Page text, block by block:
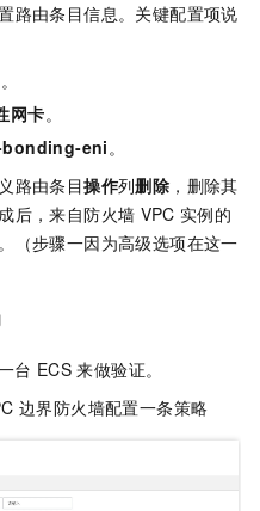
路由条目信息。关键配置项说
网卡。
eni。
路由条目操作列删除 ，删除其
后，来自防火墙 VPC 实例的
（步骤一因为高级选项在这一
台 ECS 来做验证。
边界防火墙配置一条策略